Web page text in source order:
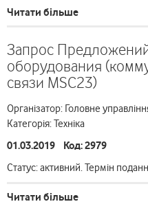
Читати більше
Запрос
оборудования
связи MSC23)
Організатор: Головне
Категорія: Техніка
01.03.2019 Код: 2979
Статус: активний. Термін
Читати більше